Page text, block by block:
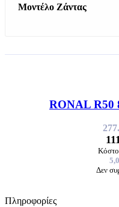
Μοντέλο Ζάντας
RONAL R50
Δεν
Πληροφορίες